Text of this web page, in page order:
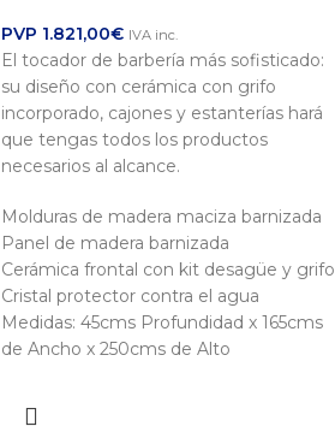
PVP 1.821,00€ IVA inc.
El tocador de barbería más sofisticado:
su diseño con cerámica con grifo
incorporado, cajones y estanterías hará
que tengas todos los productos
necesarios al alcance.
Molduras de madera maciza barnizada
Panel de madera barnizada
Cerámica frontal con kit desagüe y grifo
Cristal protector contra el agua
Medidas: 45cms Profundidad x 165cms
de Ancho x 250cms de Alto